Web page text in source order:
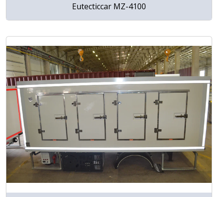
Eutecticcar MZ-4100